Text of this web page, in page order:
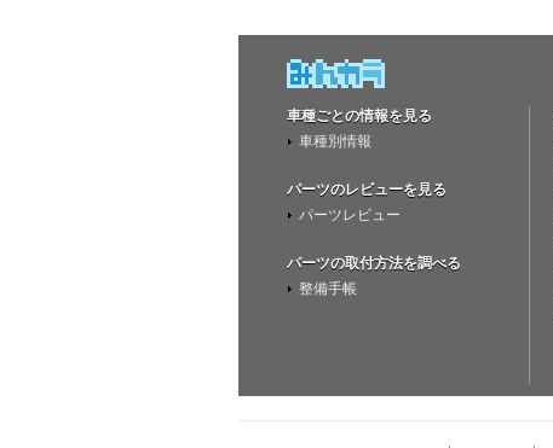
車種ごとの情報を見る
車種別情報
パーツのレビューを見る
パーツレビュー
パーツの取付方法を調べる
整備手帳